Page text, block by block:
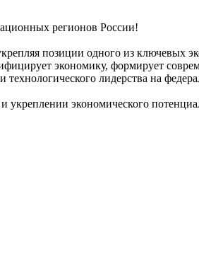
регионов России!
позиции одного из ключевых
экономику, формирует
лидерства на
экономического